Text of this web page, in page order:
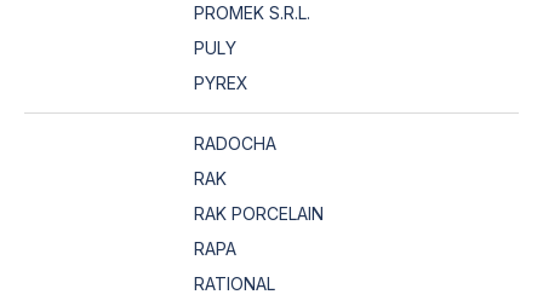
PROMEK S.R.L.
PULY
PYREX
RADOCHA
RAK
RAK PORCELAIN
RAPA
RATIONAL